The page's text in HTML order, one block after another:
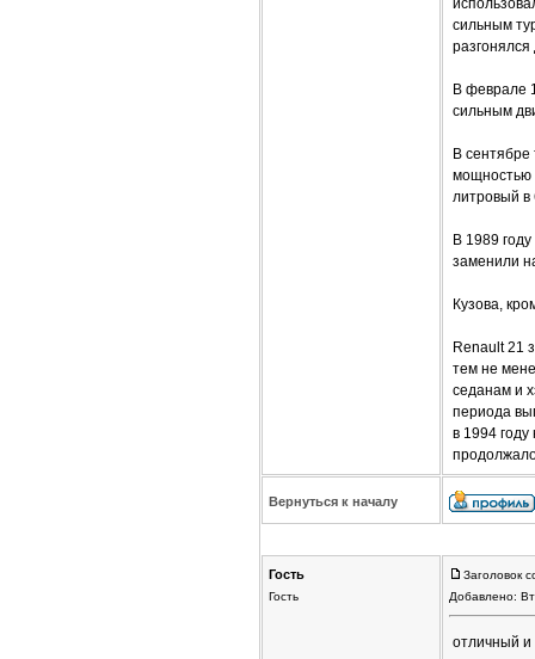
сильным
разгонялся
В феврале
сильным
В сентябре
мощностью
литровый в
В 1989
заменили
Кузова,
Renault 21
тем не
седанам и
периода
в 1994
Вернуться к началу
Гость
Гость
Заголовок
Добавлено:
отличный и